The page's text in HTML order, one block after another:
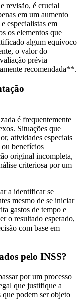
revisão, é crucial
em um aumento
especialistas em
os elementos que
algum equívoco
o valor do
prévia
recomendada**.
é frequentemente
Situações que
atividades especiais
benefícios
original incompleta,
criteriosa por um
a identificar se
mesmo de se iniciar
gastos de tempo e
o resultado esperado,
com base em
pelo INSS?
por um processo
que justifique a
podem ser objeto